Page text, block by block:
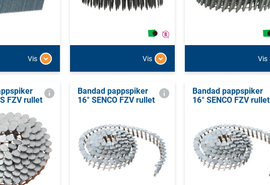
Vis Vis Vis
FZV rullet
Bandad pappspiker
16° SENCO FZV rullet
Bandad pappspiker
16° SENCO FZV rullet